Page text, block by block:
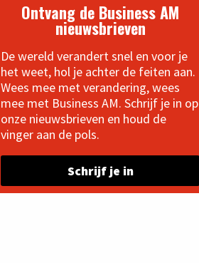
Ontvang de Business AM
nieuwsbrieven
De wereld verandert snel en voor je
het weet, hol je achter de feiten aan.
Wees mee met verandering, wees
mee met Business AM. Schrijf je in op
onze nieuwsbrieven en houd de
vinger aan de pols.
Schrijf je in